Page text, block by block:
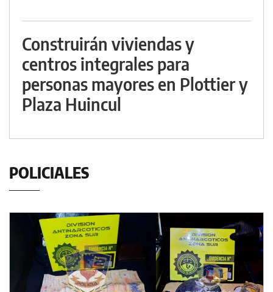
Construirán viviendas y
centros integrales para
personas mayores en Plottier y
Plaza Huincul
POLICIALES